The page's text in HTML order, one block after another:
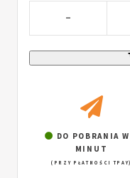
-
DO POBRANIA
MINUT
(PRZY PŁATNOŚCI TPAY)